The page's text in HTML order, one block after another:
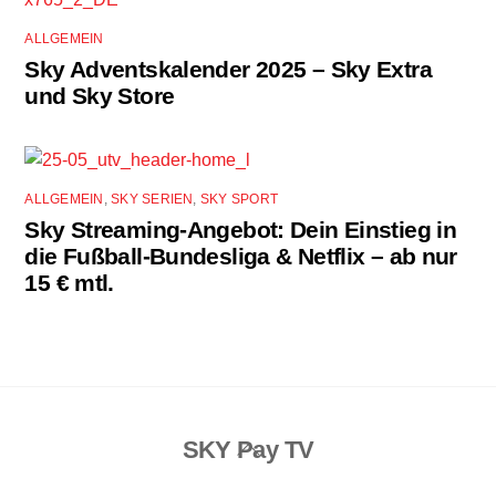
ALLGEMEIN
Sky Adventskalender 2025 – Sky Extra
und Sky Store
ALLGEMEIN ,SKY SERIEN SKY SPORT
Sky Streaming-Angebot: Dein Einstieg in
die Fußball-Bundesliga & Netflix – ab nur
15 € mtl.
Back
SKY Pay TV